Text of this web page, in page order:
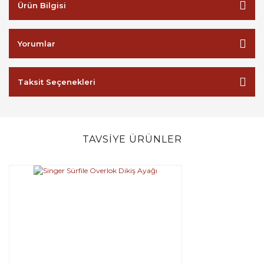
Ürün Bilgisi
Yorumlar
Taksit Seçenekleri
TAVSİYE ÜRÜNLER